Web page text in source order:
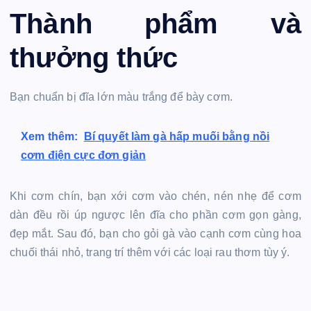
Thành phẩm và
thưởng thức
Bạn chuẩn bị đĩa lớn màu trắng để bày cơm.
Xem thêm:
Bí quyết làm gà hấp muối bằng nồi
cơm điện cực đơn giản
Khi cơm chín, bạn xới cơm vào chén, nén nhẹ để cơm
dàn đều rồi úp ngược lên đĩa cho phần cơm gọn gàng,
đẹp mắt. Sau đó, bạn cho gỏi gà vào cạnh cơm cùng hoa
chuối thái nhỏ, trang trí thêm với các loại rau thơm tùy ý.